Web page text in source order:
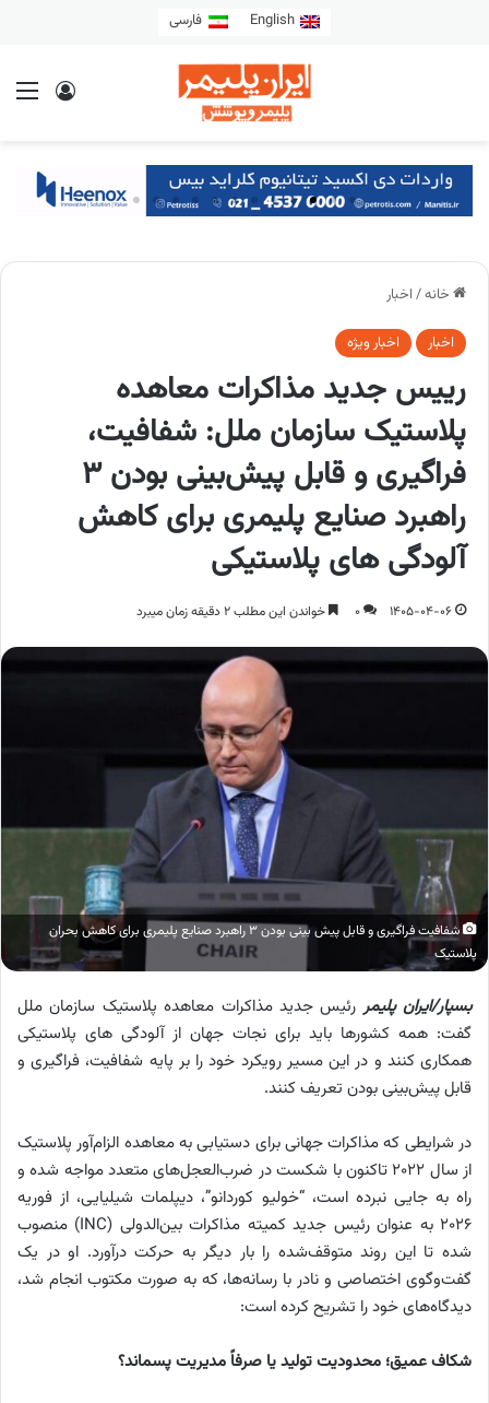
English فارسی
خانه/ اخبار
اخبار اخبار ویژه
رییس جدید مذاکرات معاهده
پلاستیک سازمان ملل: شفافیت،
فراگیری و قابل پیش‌بینی بودن 3
راهبرد صنایع پلیمری برای کاهش
آلودگی های پلاستیکی
1405-04-06
0 خواندن این مطلب 2 دقیقه زمان میبرد
شفافیت فراگیری و قابل پیش بینی بودن 3 راهبرد صنایع پلیمری برای کاهش بحران
پلاستیک
بسپار/ایران پلیمر رئیس جدید مذاکرات معاهده پلاستیک سازمان ملل
گفت: همه کشورها باید برای نجات جهان از آلودگی های پلاستیکی
همکاری کنند و در این مسیر رویکرد خود را بر پایه شفافیت، فراگیری و
قابل پیش‌بینی بودن تعریف کنند.
در شرایطی که مذاکرات جهانی برای دستیابی به معاهده الزام‌آور پلاستیک
از سال ۲۰۲۲ تاکنون با شکست در ضرب‌العجل‌های متعدد مواجه شده و
راه به جایی نبرده است، “خولیو کوردانو”، دیپلمات شیلیایی، از فوریه
۲۰۲۶ به عنوان رئیس جدید کمیته مذاکرات بین‌الدولی (INC) منصوب
شده تا این روند متوقف‌شده را بار دیگر به حرکت درآورد. او در یک
گفت‌وگوی اختصاصی و نادر با رسانه‌ها، که به صورت مکتوب انجام شد،
دیدگاه‌های خود را تشریح کرده است:
شکاف عمیق؛ محدودیت تولید یا صرفاً مدیریت پسماند؟